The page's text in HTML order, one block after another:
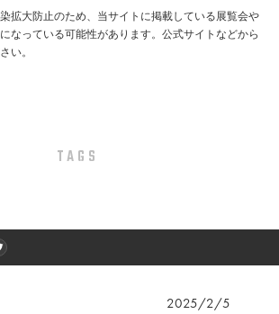
拡大防止のため、当サイトに掲載している展覧会や
なっている可能性があります。公式サイトなどから
い。
TAGS
2025/2/5